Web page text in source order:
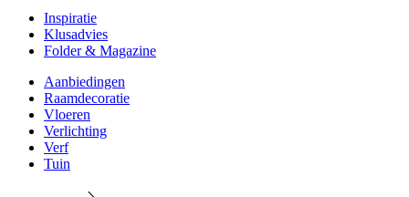
Inspiratie
Klusadvies
Folder & Magazine
Aanbiedingen
Raamdecoratie
Vloeren
Verlichting
Verf
Tuin